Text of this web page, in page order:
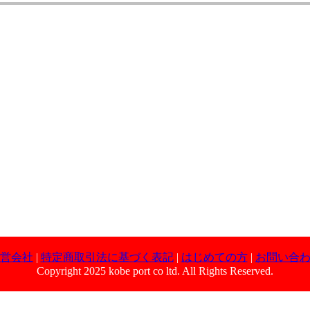
会社 | 特定商取引法に基づく表記| はじめての方| お問い合
Copyright 2025 kobe port co ltd. All Rights Reserved.